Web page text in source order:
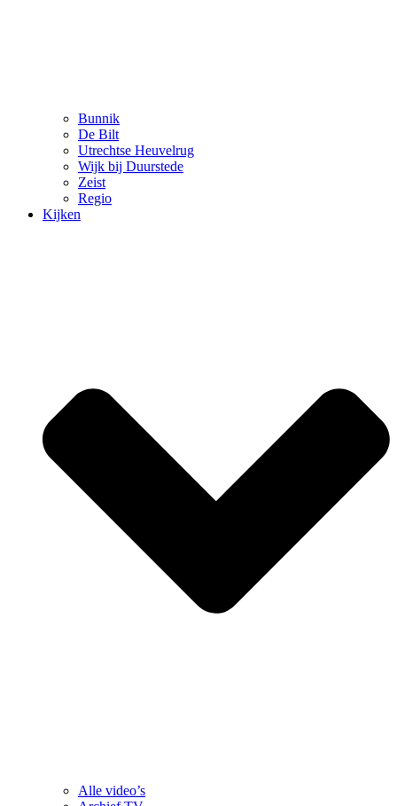
Bunnik
De Bilt
Utrechtse Heuvelrug
Wijk bij Duurstede
Zeist
Regio
Kijken
Alle video’s